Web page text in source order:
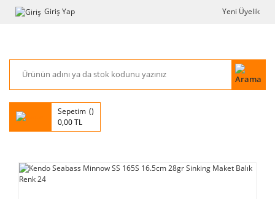
Giriş Yap Yeni Üyelik
Sepetim
0,00 TL